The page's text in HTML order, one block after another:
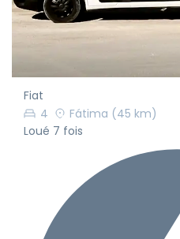
Fiat
4
Fátima (45 km)
Loué 7 fois